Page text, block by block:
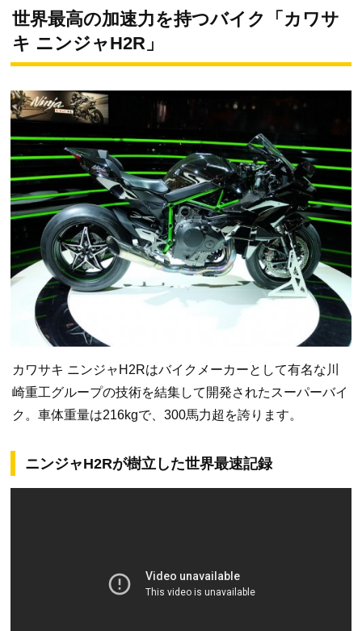
世界最高の加速力を持つバイク「カワサ
キ ニンジャH2R」
カワサキ ニンジャH2Rはバイクメーカーとして有名な川
崎重工グループの技術を結集して開発されたスーパーバイ
ク。車体重量は216kgで、300馬力超を誇ります。
ニンジャH2Rが樹立した世界最速記録